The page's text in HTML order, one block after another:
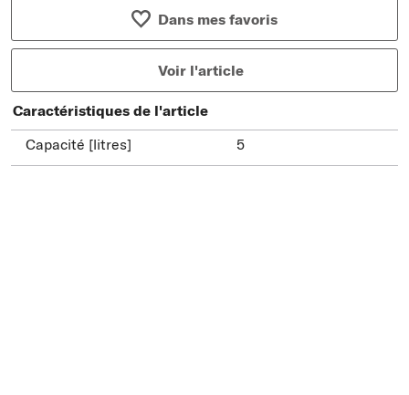
Dans mes favoris
Voir l'article
Caractéristiques de l'article
Capacité [litres]
5